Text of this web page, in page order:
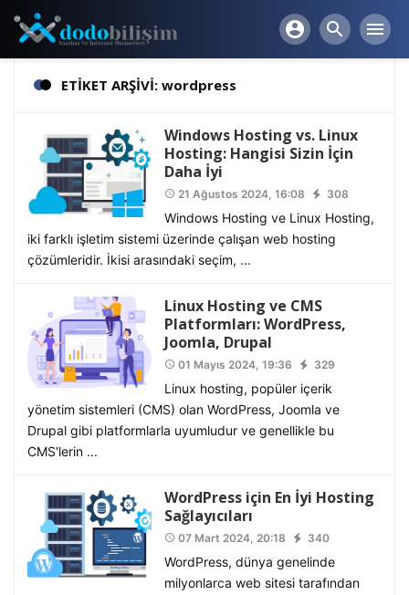
account_circle search menu
ETİKET ARŞİVİ: wordpress
Windows Hosting vs. Linux
Hosting: Hangisi Sizin İçin
Daha İyi
access_time 21 Ağustos 2024, 16:08 308
Windows Hosting ve Linux Hosting,
iki farklı işletim sistemi üzerinde çalışan web hosting
çözümleridir. İkisi arasındaki seçim, ...
Linux Hosting ve CMS
Platformları: WordPress,
Joomla, Drupal
access_time 01 Mayıs 2024, 19:36 329
Linux hosting, popüler içerik
yönetim sistemleri (CMS) olan WordPress, Joomla ve
Drupal gibi platformlarla uyumludur ve genellikle bu
CMS'lerin ...
WordPress için En İyi Hosting
Sağlayıcıları
access_time 07 Mart 2024, 20:18 340
WordPress, dünya genelinde
milyonlarca web sitesi tarafından